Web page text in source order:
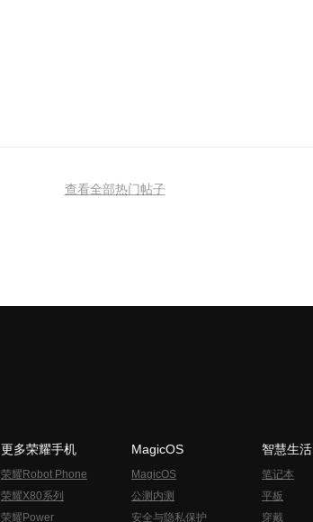
查看全部热门帖子
更多荣耀手机
荣耀Robot Phone
荣耀X80系列
荣耀Power
MagicOS
MagicOS
公测内测
安全与隐私保护
智慧生活
笔记本
平板
穿戴